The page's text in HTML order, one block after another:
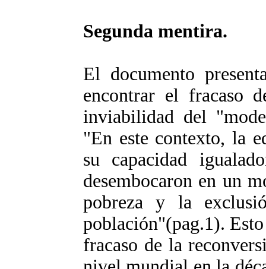
Segunda mentira.
El documento
encontrar el fracaso
inviabilidad del
"En este contexto, la
su capacidad
desembocaron en un
pobreza y la
población"(pag.1).
fracaso de la